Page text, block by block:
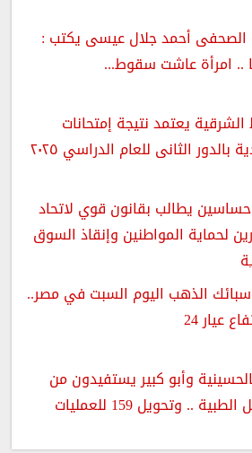
الصحفى أحمد جلال عيسى يكتب :
.. امرأة عاشت سقوط...
يعتمد نتيجة إمتحانات
الإعدادية بالدور الثانى للعام الدراسي ٢٠٢٥
يطالب بقانون قوي لاتحاد
لحماية المواطنين وإنقاذ السوق
الذهب اليوم السبت في مصر..
عيار 24
بالحسينية وأبو كبير يستفيدون من
.. وتحويل 159 للعمليات